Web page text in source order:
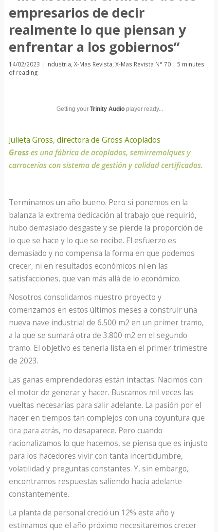
empresarios de decir
realmente lo que piensan y
enfrentar a los gobiernos”
14/02/2023 | Industria,X-Mas Revista,X-Mas Revista N° 70 |5 minutes
of reading
Getting your Trinity Audioplayer ready...
Julieta Gross, directora de Gross Acoplados
Grosses una fábrica de acoplados, semirremolques y
carrocerías con sistema de gestión y calidad certificados.
Terminamos un año bueno. Pero si ponemos en la
balanza la extrema dedicación al trabajo que requirió,
hubo demasiado desgaste y se pierde la proporción de
lo que se hace y lo que se recibe. El esfuerzo es
demasiado y no compensa la forma en que podemos
crecer, ni en resultados económicos ni en las
satisfacciones, que van más allá de lo económico.
Nosotros consolidamos nuestro proyecto y
comenzamos en estos últimos meses a construir una
nueva nave industrial de 6.500 m2 en un primer tramo,
a la que se sumará otra de 3.800 m2 en el segundo
tramo. El objetivo es tenerla lista en el primer trimestre
de 2023.
Las ganas emprendedoras están intactas. Nacimos con
el motor de generar y hacer. Buscamos mil veces las
vueltas necesarias para salir adelante. La pasión por el
hacer en tiempos tan complejos con una coyuntura que
tira para atrás, no desaparece. Pero cuando
racionalizamos lo que hacemos, se piensa que es injusto
para los hacedores vivir con tanta incertidumbre,
volatilidad y preguntas constantes. Y, sin embargo,
encontramos respuestas saliendo hacia adelante
constantemente.
La planta de personal creció un 12% este año y
estimamos que el año próximo necesitaremos crecer